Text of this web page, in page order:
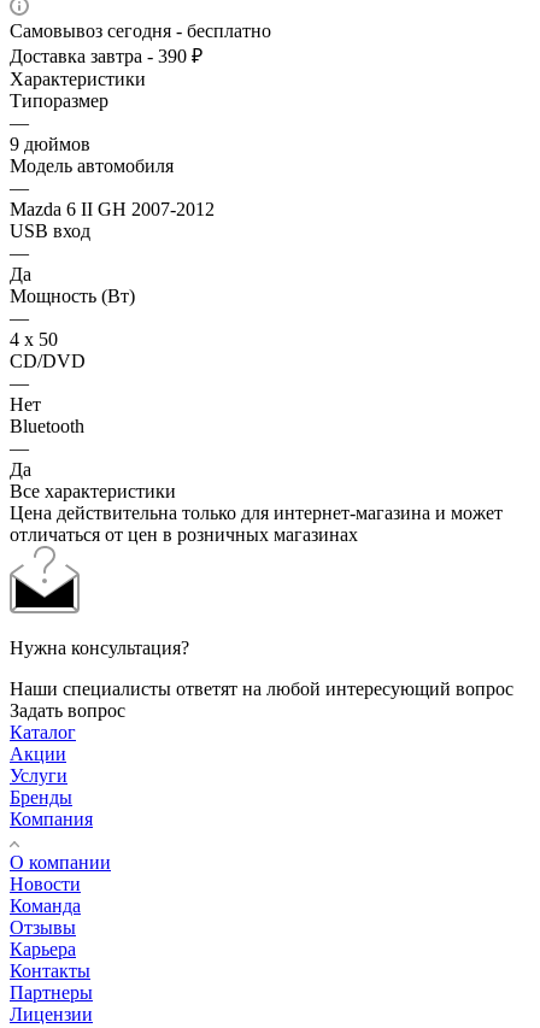
Самовывоз сегодня - бесплатно
Доставка завтра - 390 ₽
Характеристики
Типоразмер
—
9 дюймов
Модель автомобиля
—
Mazda 6 II GH 2007-2012
USB вход
—
Да
Мощность (Вт)
—
4 х 50
CD/DVD
—
Нет
Bluetooth
—
Да
Все характеристики
Цена действительна только для интернет-магазина и может
отличаться от цен в розничных магазинах
Нужна консультация?
Наши специалисты ответят на любой интересующий вопрос
Задать вопрос
Каталог
Акции
Услуги
Бренды
Компания
О компании
Новости
Команда
Отзывы
Карьера
Контакты
Партнеры
Лицензии